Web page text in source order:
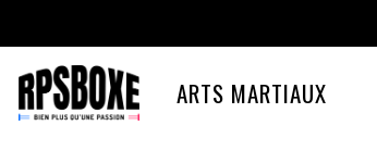
ARTS MARTIAUX